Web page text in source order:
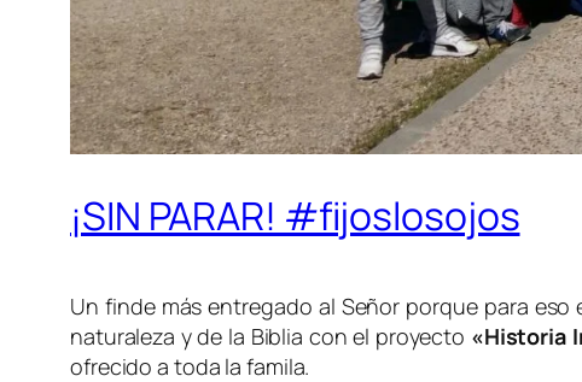
¡SIN PARAR! #fijoslosojos
Un finde más entregado al Señor porque para
naturaleza y de la Biblia con el proyecto «Historia
ofrecido a toda la famila.